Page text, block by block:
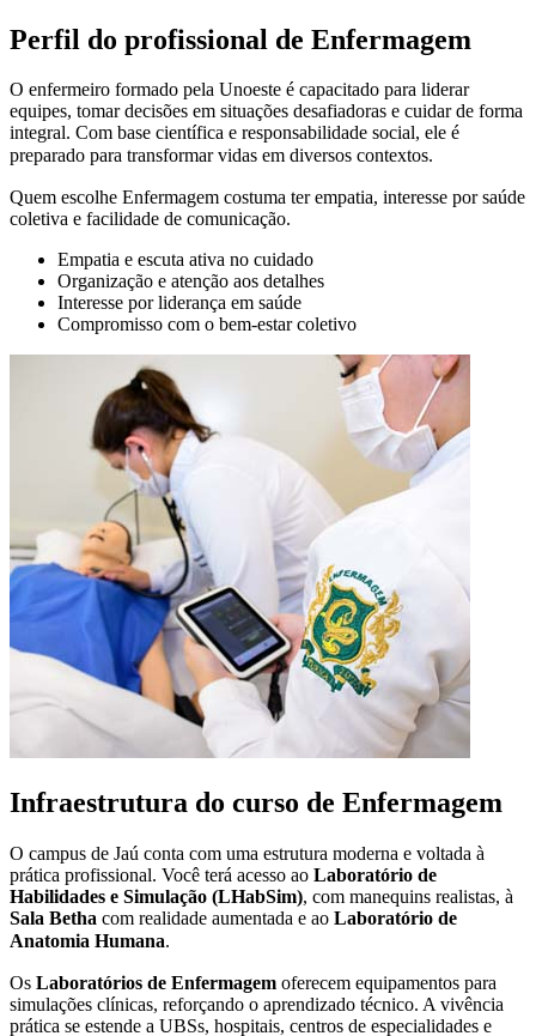
Perfil do profissional de Enfermagem
O enfermeiro formado pela Unoeste é capacitado para liderar
equipes, tomar decisões em situações desafiadoras e cuidar de forma
integral. Com base científica e responsabilidade social, ele é
preparado para transformar vidas em diversos contextos.
Quem escolhe Enfermagem costuma ter empatia, interesse por saúde
coletiva e facilidade de comunicação.
Empatia e escuta ativa no cuidado
Organização e atenção aos detalhes
Interesse por liderança em saúde
Compromisso com o bem-estar coletivo
Infraestrutura do curso de Enfermagem
O campus de Jaú conta com uma estrutura moderna e voltada à
prática profissional. Você terá acesso ao Laboratório de
Habilidades e Simulação (LHabSim), com manequins realistas, à
Sala Betha com realidade aumentada e ao Laboratório de
Anatomia Humana.
Os Laboratórios de Enfermagem oferecem equipamentos para
simulações clínicas, reforçando o aprendizado técnico. A vivência
prática se estende a UBSs, hospitais, centros de especialidades e